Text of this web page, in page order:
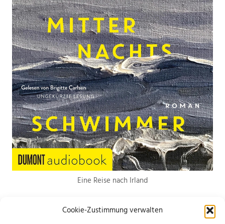
Cookie-Zustimmung verwalten
Eine Reise nach Irland